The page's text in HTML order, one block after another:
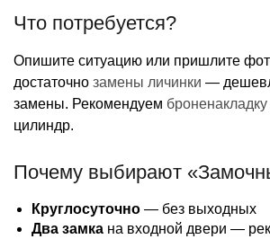
Что потребуется?
Опишите ситуацию или пришлите
достаточно замены личинки —
замены. Рекомендуем броненакладку
цилиндр.
Почему выбирают
Круглосуточно — без выходных
Два замка на входной двери —